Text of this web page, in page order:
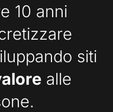
10 anni
siti
alle